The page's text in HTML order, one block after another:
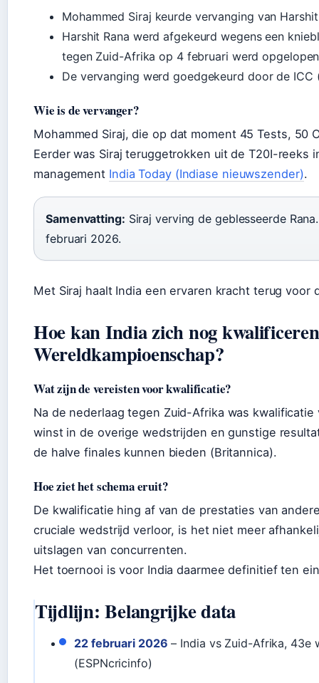
Mohammed Siraj keurde vervanging van
Harshit Rana werd afgekeurd wegens een
tegen Zuid-Afrika op 4 februari werd
De vervanging werd goedgekeurd door de ICC
Wie is de vervanger?
Mohammed Siraj, die op dat moment 45 Tests, 50
Eerder was Siraj teruggetrokken uit de T20I-reeks
management India Today (Indiase nieuwszender).
Samenvatting: Siraj verving de geblesseerde
februari 2026.
Met Siraj haalt India een ervaren kracht terug voor
Hoe kan India zich nog
Wereldkampioenschap?
Wat zijn de vereisten voor kwalificatie?
Na de nederlaag tegen Zuid-Afrika was
winst in de overige wedstrijden en gunstige
de halve finales kunnen bieden (Britannica).
Hoe ziet het schema eruit?
De kwalificatie hing af van de prestaties van
cruciale wedstrijd verloor, is het niet meer
uitslagen van concurrenten.
Het toernooi is voor India daarmee definitief ten
Tijdlijn: Belangrijke data
22 februari 2026 – India vs Zuid-Afrika, 43e
(ESPNcricinfo)